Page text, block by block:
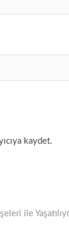
kaydet.
ile